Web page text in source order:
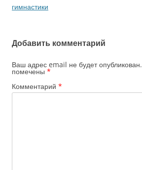
записям
гимнастики
Добавить комментарий
Ваш адрес email не будет опубликован.
помечены *
Комментарий *